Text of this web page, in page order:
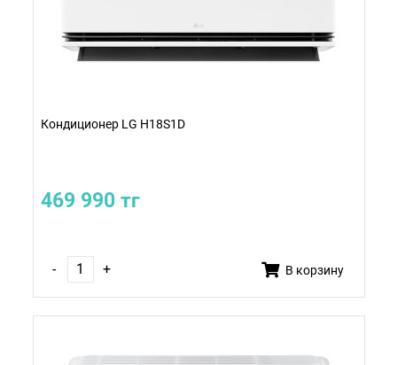
Кондиционер LG H18S1D
469 990 тг
- + В корзину